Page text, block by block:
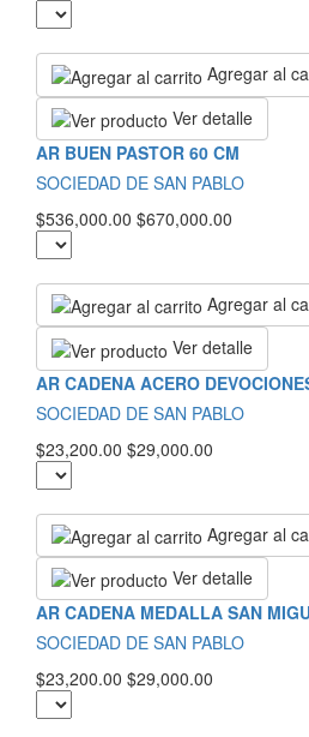
Agregar al
Ver detalle
AR BUEN PASTOR 60 CM
SOCIEDAD DE SAN PABLO
$536,000.00 $670,000.00
Agregar al
Ver detalle
AR CADENA ACERO
SOCIEDAD DE SAN PABLO
$23,200.00 $29,000.00
Agregar al
Ver detalle
AR CADENA MEDALLA SAN
SOCIEDAD DE SAN PABLO
$23,200.00 $29,000.00